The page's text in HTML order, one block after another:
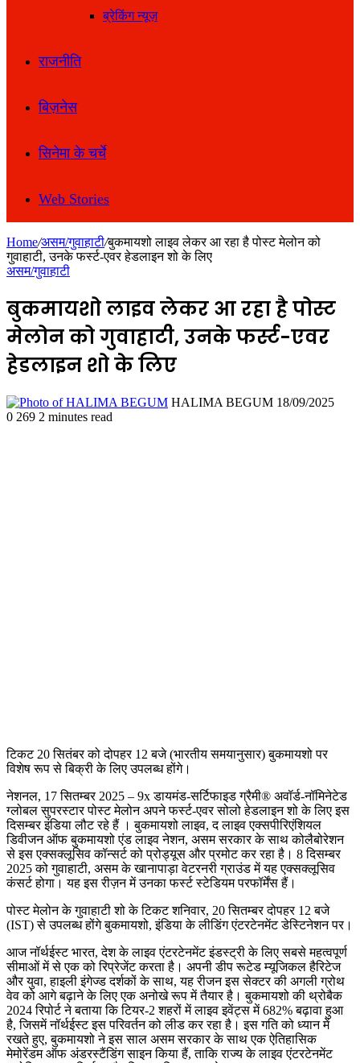
ब्रेकिंग न्यूज़
राजनीति
बिज़नेस
सिनेमा के चर्चे
Web Stories
Home/असम/गुवाहाटी/बुकमायशो लाइव लेकर आ रहा है पोस्ट मेलोन को
गुवाहाटी, उनके फर्स्ट-एवर हेडलाइन शो के लिए
असम/गुवाहाटी
बुकमायशो लाइव लेकर आ रहा है पोस्ट
मेलोन को गुवाहाटी, उनके फर्स्ट-एवर
हेडलाइन शो के लिए
HALIMA BEGUM Send
18/09/2025
0 269 2 minutes read
टिकट 20 सितंबर को दोपहर 12 बजे (भारतीय समयानुसार) बुकमायशो पर
विशेष रूप से बिक्री के लिए उपलब्ध होंगे।
नेशनल, 17 सितम्बर 2025 – 9x डायमंड-सर्टिफाइड ग्रैमी® अवॉर्ड-नॉमिनेटेड
ग्लोबल सुपरस्टार पोस्ट मेलोन अपने फर्स्ट-एवर सोलो हेडलाइन शो के लिए इस
दिसम्बर इंडिया लौट रहे हैं । बुकमायशो लाइव, द लाइव एक्सपीरिएंशियल
डिवीजन ऑफ बुकमायशो एंड लाइव नेशन, असम सरकार के साथ कोलैबोरेशन
से इस एक्सक्लूसिव कॉन्सर्ट को प्रोड्यूस और प्रमोट कर रहा है। 8 दिसम्बर
2025 को गुवाहाटी, असम के खानापाड़ा वेटरनरी ग्राउंड में यह एक्सक्लूसिव
कंसर्ट होगा। यह इस रीज़न में उनका फर्स्ट स्टेडियम परफॉर्मेंस हैं।
पोस्ट मेलोन के गुवाहाटी शो के टिकट शनिवार, 20 सितम्बर दोपहर 12 बजे
(IST) से उपलब्ध होंगे बुकमायशो, इंडिया के लीडिंग एंटरटेनमेंट डेस्टिनेशन पर।
आज नॉर्थईस्ट भारत, देश के लाइव एंटरटेनमेंट इंडस्ट्री के लिए सबसे महत्वपूर्ण
सीमाओं में से एक को रिप्रेजेंट करता है। अपनी डीप रूटेड म्यूजिकल हैरिटेज
और युवा, हाइली इंगेज्ड दर्शकों के साथ, यह रीजन इस सेक्टर की अगली ग्रोथ
वेव को आगे बढ़ाने के लिए एक अनोखे रूप में तैयार है। बुकमायशो की थ्रोबैक
2024 रिपोर्ट ने बताया कि टियर-2 शहरों में लाइव इवेंट्स में 682% बढ़ावा हुआ
है, जिसमें नॉर्थईस्ट इस परिवर्तन को लीड कर रहा है। इस गति को ध्यान में
रखते हुए, बुकमायशो ने इस साल असम सरकार के साथ एक ऐतिहासिक
मेमोरेंडम ऑफ अंडरस्टैंडिंग साइन किया हैं, ताकि राज्य के लाइव एंटरटेनमेंट